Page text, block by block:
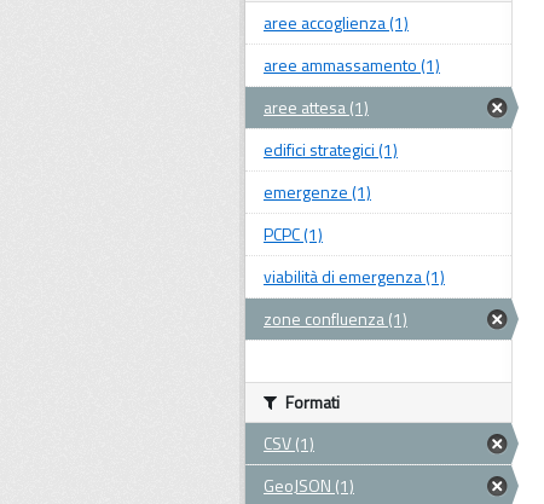
aree accoglienza (1)
aree ammassamento (1)
aree attesa (1)
edifici strategici (1)
emergenze (1)
PCPC (1)
viabilità di emergenza (1)
zone confluenza (1)
Formati
CSV (1)
GeoJSON (1)